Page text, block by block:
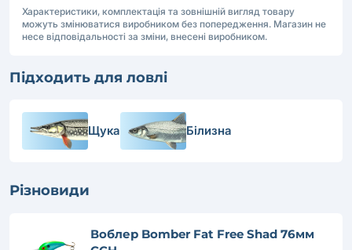
Характеристики, комплектація та зовнішній вигляд товару
можуть змінюватися виробником без попередження. Магазин не
несе відповідальності за зміни, внесені виробником.
Підходить для ловлі
Щука Білизна
Різновиди
Воблер Bomber Fat Free Shad 76мм